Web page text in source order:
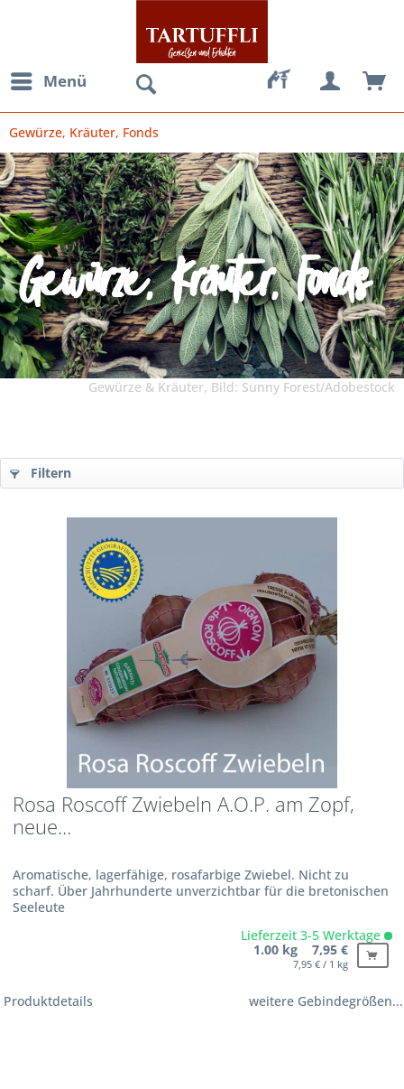
Menü
Gewürze, Kräuter, Fonds
Gewürze & Kräuter, Bild: Sunny Forest/Adobestock
Gewürze, Kräuter, Fonds
Filtern
Rosa Roscoff Zwiebeln A.O.P. am Zopf,
neue...
Aromatische, lagerfähige, rosafarbige Zwiebel. Nicht zu
scharf. Über Jahrhunderte unverzichtbar für die bretonischen
Seeleute
Lieferzeit 3-5 Werktage
1.00 kg 7,95 €
7,95 € / 1 kg
Produktdetails weitere Gebindegrößen...